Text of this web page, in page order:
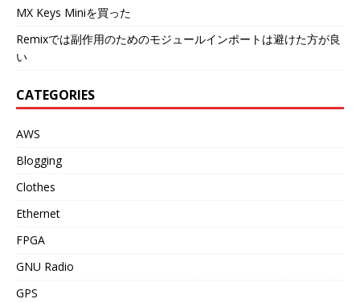
MX Keys Miniを買った
Remixでは副作用のためのモジュールインポートは避けた方が良
い
CATEGORIES
AWS
Blogging
Clothes
Ethernet
FPGA
GNU Radio
GPS